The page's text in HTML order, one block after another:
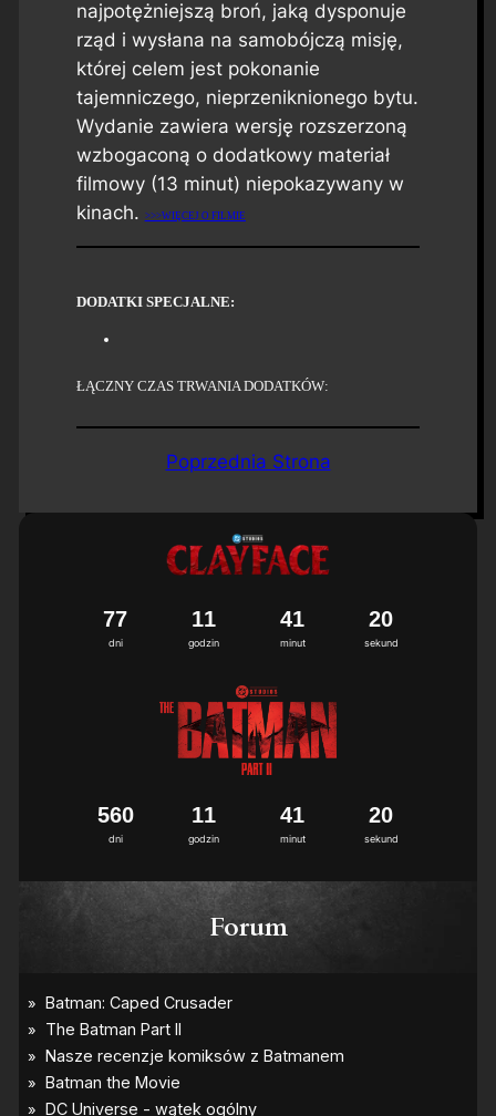
najpotężniejszą broń, jaką dysponuje
rząd i wysłana na samobójczą misję,
której celem jest pokonanie
tajemniczego, nieprzeniknionego bytu.
Wydanie zawiera wersję rozszerzoną
wzbogaconą o dodatkowy materiał
filmowy (13 minut) niepokazywany w
kinach. >>>WIĘCEJ O FILMIE
DODATKI SPECJALNE:
ŁĄCZNY CZAS TRWANIA DODATKÓW:
Poprzednia Strona
dni
77
godzin
11
minut
41
sekund
1
2
9
0
dni
560
godzin
11
minut
41
sekund
1
2
9
0
Forum